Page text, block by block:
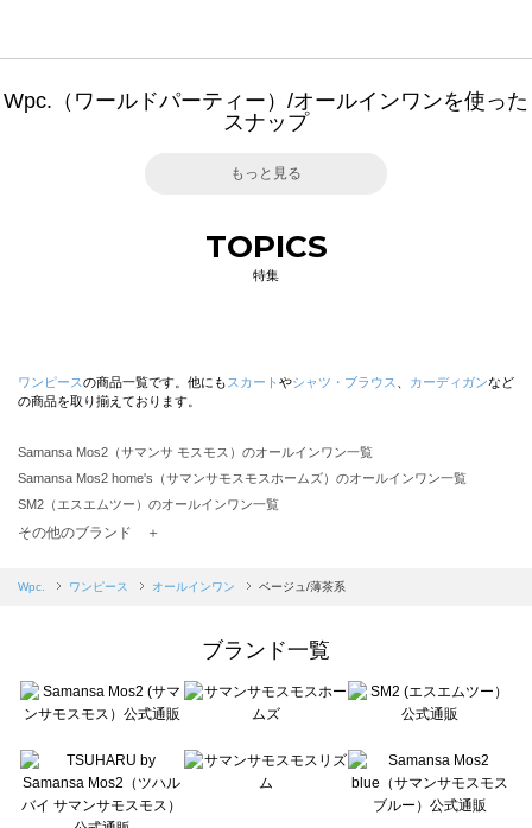
Wpc.（ワールドパーティー）/オールインワンを使った
スナップ
もっと見る
TOPICS
特集
ワンピースの商品一覧です。他にも スカート やシャツ・ブラウス カーディガンなど
の商品を取り揃えております。
Samansa Mos2（サマンサ モスモス）のオールインワン一覧
Samansa Mos2 home's（サマンサモスモスホームズ）のオールインワン一覧
SM2（エスエムツー）のオールインワン一覧
Samansa Mos2 blue（サマンサモスモス ブルー）のオールインワン一覧
sō4ū（ソウフォーユー）のオールインワン一覧
Te chichi（テチチ）のオールインワン一覧
Te chichi CLASSIC（テチチ クラシック）のオールインワン一覧
Lugnoncure（ルノンキュール）のオールインワン一覧
BETTY'S BLUE（べティーズブルー）のオールインワン一覧
Wpc.（ワールドパーティー）のオールインワン一覧
その他のブランド ＋
Wpc. ワンピース オールインワン ベージュ/薄茶系
ブランド一覧